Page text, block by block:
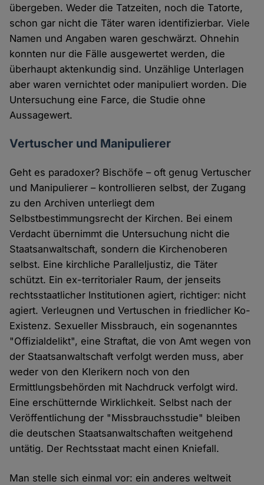
übergeben. Weder die Tatzeiten, noch die Tatorte,
schon gar nicht die Täter waren identifizierbar. Viele
Namen und Angaben waren geschwärzt. Ohnehin
konnten nur die Fälle ausgewertet werden, die
überhaupt aktenkundig sind. Unzählige Unterlagen
aber waren vernichtet oder manipuliert worden. Die
Untersuchung eine Farce, die Studie ohne
Aussagewert.
Vertuscher und Manipulierer
Geht es paradoxer? Bischöfe – oft genug Vertuscher
und Manipulierer – kontrollieren selbst, der Zugang
zu den Archiven unterliegt dem
Selbstbestimmungsrecht der Kirchen. Bei einem
Verdacht übernimmt die Untersuchung nicht die
Staatsanwaltschaft, sondern die Kirchenoberen
selbst. Eine kirchliche Paralleljustiz, die Täter
schützt. Ein ex-territorialer Raum, der jenseits
rechtsstaatlicher Institutionen agiert, richtiger: nicht
agiert. Verleugnen und Vertuschen in friedlicher Ko-
Existenz. Sexueller Missbrauch, ein sogenanntes
"Offizialdelikt", eine Straftat, die von Amt wegen von
der Staatsanwaltschaft verfolgt werden muss, aber
weder von den Klerikern noch von den
Ermittlungsbehörden mit Nachdruck verfolgt wird.
Eine erschütternde Wirklichkeit. Selbst nach der
Veröffentlichung der "Missbrauchsstudie" bleiben
die deutschen Staatsanwaltschaften weitgehend
untätig. Der Rechtsstaat macht einen Kniefall.
Man stelle sich einmal vor: ein anderes weltweit